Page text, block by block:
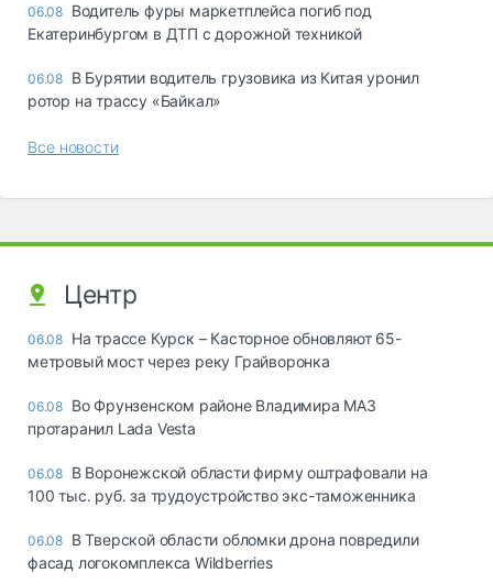
06.08 Водитель фуры маркетплейса погиб под
Екатеринбургом в ДТП с дорожной техникой
06.08 В Бурятии водитель грузовика из Китая уронил
ротор на трассу «Байкал»
Все новости
Центр
06.08 На трассе Курск – Касторное обновляют 65-
метровый мост через реку Грайворонка
06.08 Во Фрунзенском районе Владимира МАЗ
протаранил Lada Vesta
06.08 В Воронежской области фирму оштрафовали на
100 тыс. руб. за трудоустройство экс-таможенника
06.08 В Тверской области обломки дрона повредили
фасад логокомплекса Wildberries